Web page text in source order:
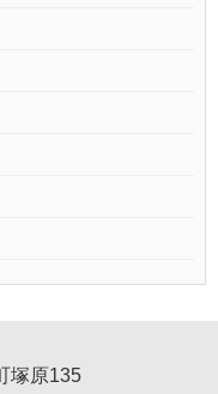
塚原135